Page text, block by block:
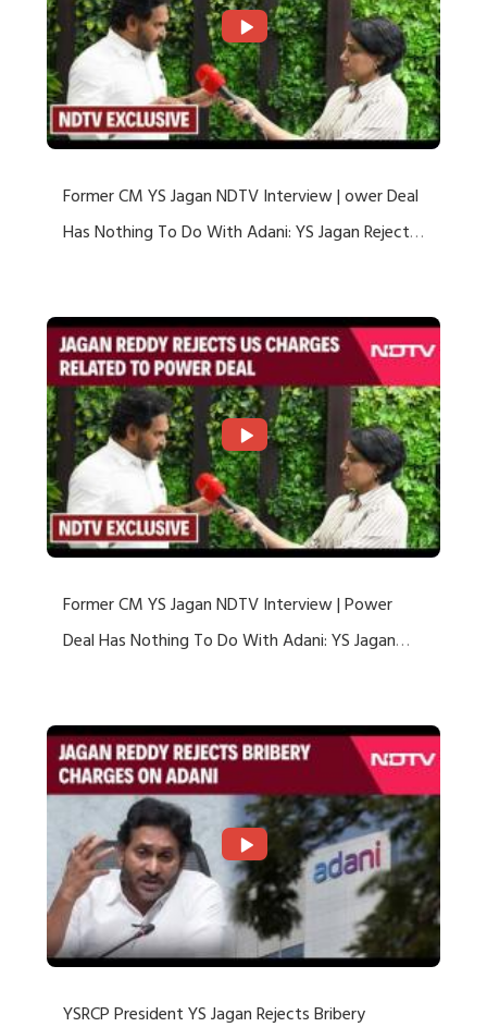
Former CM YS Jagan NDTV Interview | ower Deal
Has Nothing To Do With Adani: YS Jagan Rejects
Former CM YS Jagan NDTV Interview | Power
Deal Has Nothing To Do With Adani: YS Jagan
YSRCP President YS Jagan Rejects Bribery